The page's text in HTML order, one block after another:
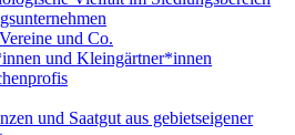
und Co.
und Kleingärtner*innen
und Saatgut aus gebietseigener